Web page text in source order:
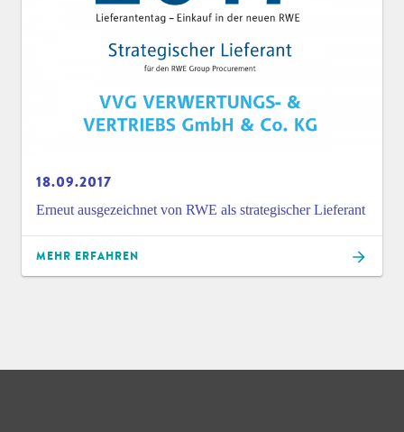
18.09.2017
Erneut ausgezeichnet von RWE als strategischer Lieferant
MEHR ERFAHREN